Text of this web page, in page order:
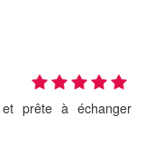
et prête à échanger